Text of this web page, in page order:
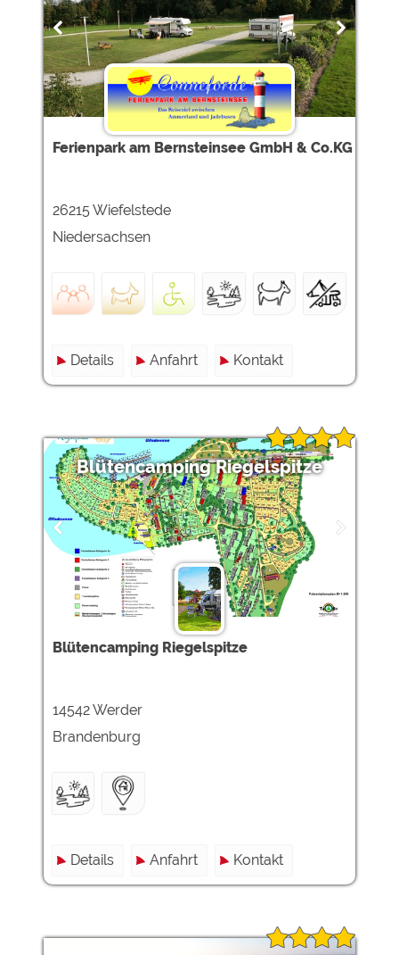
Ferienpark am Bernsteinsee GmbH & Co.KG
26215 Wiefelstede
Niedersachsen
Details Anfahrt Kontakt
Blütencamping Riegelspitze
Blütencamping Riegelspitze
14542 Werder
Brandenburg
Details Anfahrt Kontakt